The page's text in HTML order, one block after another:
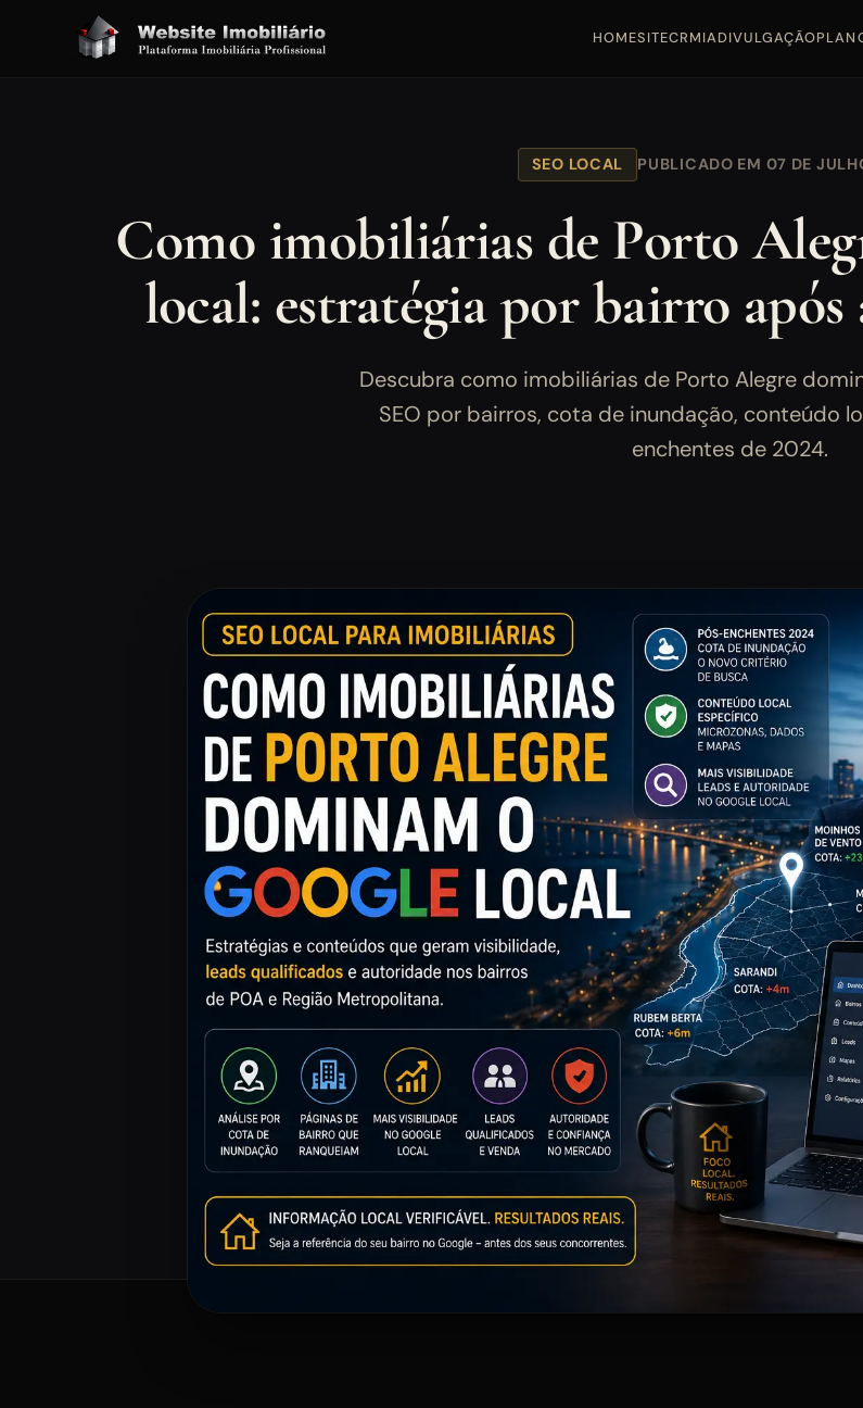
HOMESITECRMIADIVULGAÇÃO
SEO LOCAL PUBLICADO EM 07 DE
Como imobiliárias de Porto
local: estratégia por bairro após
Descubra como imobiliárias de Porto Alegre
SEO por bairros, cota de inundação, conteúdo
enchentes de 2024.